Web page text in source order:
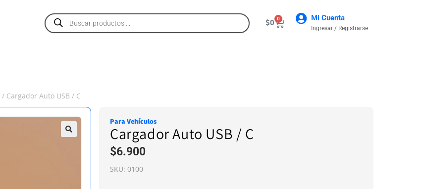
$0 0 Mi Cuenta
Ingresar / Registrarse
/ Cargador Auto USB / C
Para Vehículos
Cargador Auto USB / C
$6.900
SKU: 0100